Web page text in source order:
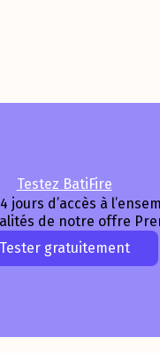
Testez BatiFire
jours d’accès à
de notre offre
Tester gratuitement